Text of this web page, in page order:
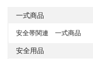
一式商品
安全帯関連 一式商品
安全用品